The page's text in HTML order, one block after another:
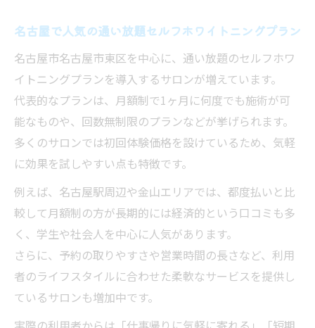
名古屋で人気の通い放題セルフホワイトニングプラン
名古屋市名古屋市東区を中心に、通い放題のセルフホワ
イトニングプランを導入するサロンが増えています。
代表的なプランは、月額制で1ヶ月に何度でも施術が可
能なものや、回数無制限のプランなどが挙げられます。
多くのサロンでは初回体験価格を設けているため、気軽
に効果を試しやすい点も特徴です。
例えば、名古屋駅周辺や金山エリアでは、都度払いと比
較して月額制の方が長期的には経済的という口コミも多
く、学生や社会人を中心に人気があります。
さらに、予約の取りやすさや営業時間の長さなど、利用
者のライフスタイルに合わせた柔軟なサービスを提供し
ているサロンも増加中です。